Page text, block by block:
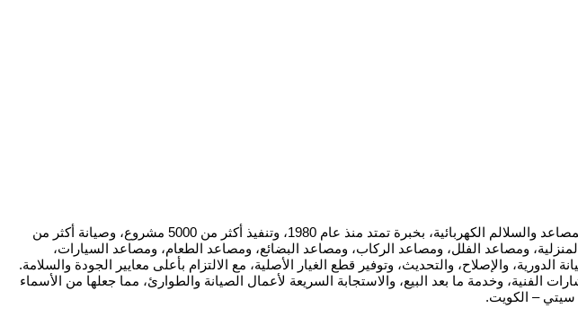
تُعد شركة مصاعد المضيان واحدة من الشركات الرائدة في دولة الكويت في مجال توريد وتركيب وصيانة وتحديث المصاعد والسلالم الكهربائية، بخبرة تمتد منذ عام 1980، وتنفيذ أكثر من 5000 مشروع، وصيانة أكثر من
تشمل المصاعد المنزلية، ومصاعد الفلل، ومصاعد الركاب، ومصاعد البضائع، ومصاعد الطعام، ومصاعد السيارات،
والإصلاح، والتحديث، وتوفير قطع الغيار الأصلية، مع الالتزام بأعلى معايير الجودة والسلامة.
وخدمة ما بعد البيع، والاستجابة السريعة لأعمال الصيانة والطوارئ، مما جعلها من الأسماء